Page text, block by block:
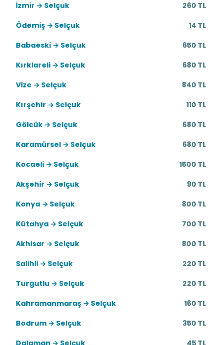
İzmir → Selçuk
260 TL
Ödemiş → Selçuk
14 TL
Babaeski → Selçuk
650 TL
Kırklareli → Selçuk
680 TL
Vize → Selçuk
840 TL
Kırşehir → Selçuk
110 TL
Gölcük → Selçuk
680 TL
Karamürsel → Selçuk
680 TL
Kocaeli → Selçuk
1500 TL
Akşehir → Selçuk
90 TL
Konya → Selçuk
800 TL
Kütahya → Selçuk
700 TL
Akhisar → Selçuk
800 TL
Salihli → Selçuk
220 TL
Turgutlu → Selçuk
220 TL
Kahramanmaraş → Selçuk
160 TL
Bodrum → Selçuk
350 TL
Dalaman → Selçuk
45 TL